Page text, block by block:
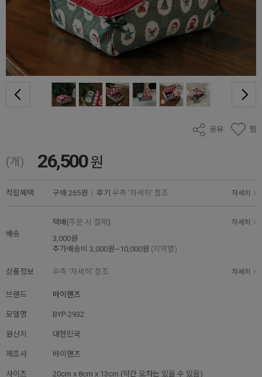
공유 찜
(개) 26,500원
적립혜택 구매 265원 | 후기 우측 '자세히' 참조 자세히
배송
택배(주문 시 결제 ) 자세히
3,000원
추가배송비 3,000원~10,000원 (지역별)
상품정보 우측 '자세히' 참조 자세히
브랜드 바이핸즈
모델명 BYP-2932
원산지 대한민국
제조사 바이핸즈
사이즈 20cm x 8cm x 13cm (약간 오차는 있을 수 있음)